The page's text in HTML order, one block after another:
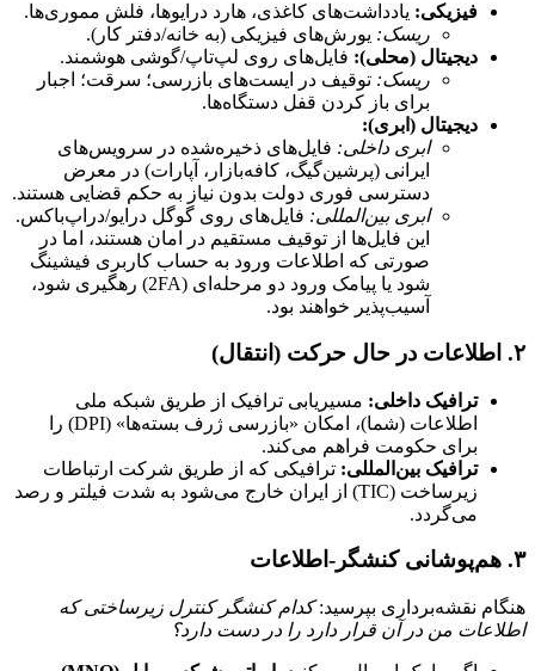
فیزیکی: یادداشت‌های کاغذی، هارد درایوها، فلش مموری‌ها.
ریسک: یورش‌های فیزیکی (به خانه/دفتر کار).
دیجیتال (محلی): فایل‌های روی لپ‌تاپ/گوشی هوشمند.
ریسک: توقیف در ایست‌های بازرسی؛ سرقت؛ اجبار
برای باز کردن قفل دستگاه‌ها.
دیجیتال (ابری):
ابری داخلی: فایل‌های ذخیره‌شده در سرویس‌های
ایرانی (پرشین‌گیگ، کافه‌بازار، آپارات) در معرض
دسترسی فوری دولت بدون نیاز به حکم قضایی هستند.
ابری بین‌المللی: فایل‌های روی گوگل درایو/دراپ‌باکس.
این فایل‌ها از توقیف مستقیم در امان هستند، اما در
صورتی که اطلاعات ورود به حساب کاربری فیشینگ
شود یا پیامک ورود دو مرحله‌ای (2FA) رهگیری شود،
آسیب‌پذیر خواهند بود.
۲. اطلاعات در حال حرکت (انتقال)
ترافیک داخلی: مسیریابی ترافیک از طریق شبکه ملی
اطلاعات (شما)، امکان «بازرسی ژرف بسته‌ها» (DPI) را
برای حکومت فراهم می‌کند.
ترافیک بین‌المللی: ترافیکی که از طریق شرکت ارتباطات
زیرساخت (TIC) از ایران خارج می‌شود به شدت فیلتر و رصد
می‌گردد.
۳. هم‌پوشانی کنشگر-اطلاعات
هنگام نقشه‌برداری بپرسید:کدام کنشگر کنترل زیرساختی که
اطلاعات من در آن قرار دارد را در دست دارد؟